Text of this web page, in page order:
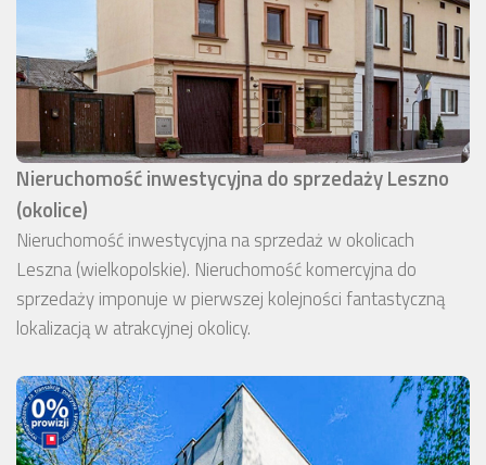
Nieruchomość inwestycyjna do sprzedaży Leszno
(okolice)
Nieruchomość inwestycyjna na sprzedaż w okolicach
Leszna (wielkopolskie). Nieruchomość komercyjna do
sprzedaży imponuje w pierwszej kolejności fantastyczną
lokalizacją w atrakcyjnej okolicy.